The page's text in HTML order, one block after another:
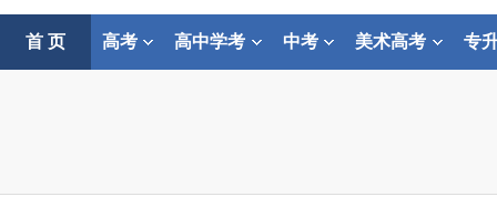
首 页 高考 高中学考 中考 美术高考 专